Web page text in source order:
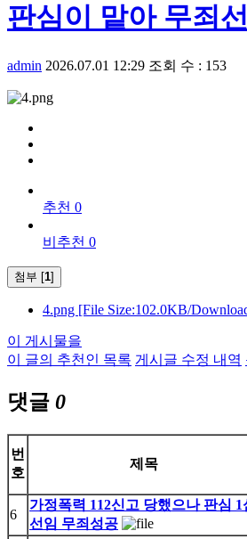
판심이 맡아 무죄
admin 2026.07.01 12:29 조회 수 : 153
추천 0
비추천 0
첨부 [1]
4.png [File Size:102.0KB/
이 게시물을
이 글의 추천인 목록 게시글 수정 내역
댓글 0
번
호
제목
6
가정폭력 112신고 당했으나 판심 1
선임 무죄성공